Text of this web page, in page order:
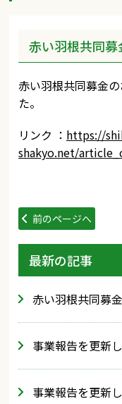
赤い羽根共同募
赤い羽根共同募金
た。
リンク ： https://
shakyo.net/
前のページへ
最新の記事
赤い羽根共同募
事業報告を更新
事業報告を更新